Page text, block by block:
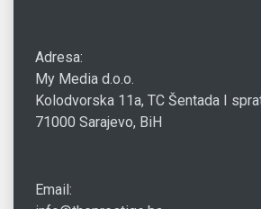
Adresa:
My Media d.o.o.
Kolodvorska 11a, TC Šentada I
71000 Sarajevo, BiH
Email: